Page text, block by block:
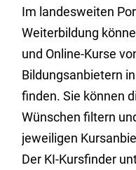
Im landesweiten
Weiterbildung
und Online-Kurse
Bildungsanbietern
finden. Sie können
Wünschen filtern
jeweiligen
Der KI-Kursfinder